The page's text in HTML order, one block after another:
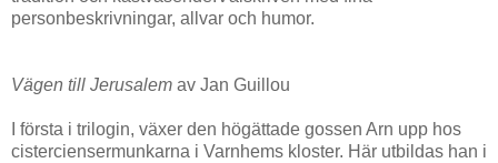
personbeskrivningar, allvar och humor.
Vägen till Jerusalem av Jan Guillou
I första i trilogin, växer den högättade gossen Arn upp hos
cisterciensermunkarna i Varnhems kloster. Här utbildas han i